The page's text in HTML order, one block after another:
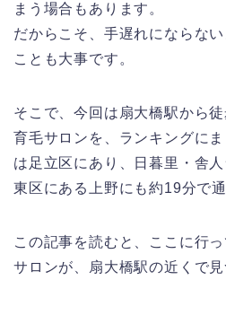
まう場合もあります。
だからこそ、手遅れにならな
ことも大事です。
そこで、今回は扇大橋駅から
育毛サロンを、ランキングに
は足立区にあり、日暮里・舎
東区にある上野にも約19分で
この記事を読むと、ここに行
サロンが、扇大橋駅の近くで見